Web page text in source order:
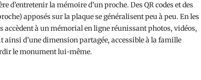
la mémoire d’un proche. Des QR codes et des
apposés sur la plaque se généralisent peu à peu. En les
accèdent à un mémorial en ligne réunissant photos, vidéos,
ainsi d’une dimension partagée, accessible à la famille
le monument lui-même.